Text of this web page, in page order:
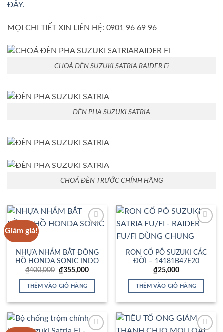
ĐÂY.
MỌI CHI TIẾT XIN LIÊN HỆ: 0901 96 69 96
CHOÁ ĐÈN SUZUKI SATRIA RAIDER Fi
ĐÈN PHA SUZUKI SATRIA
CHOÁ ĐÈN TRƯỚC CHÍNH HÃNG
Giảm giá!
NHỰA NHÁM BẮT ĐỒNG
HỒ HONDA SONIC INDO
₫400,000 Giá
là:
₫400,000.
₫355,000Giá
THÊM VÀO GIỎ HÀNG
Wishlist
RON CỔ PÔ SUZUKI CÁC
ĐỜI – 14181B47E20
₫25,000
THÊM VÀO GIỎ HÀNG